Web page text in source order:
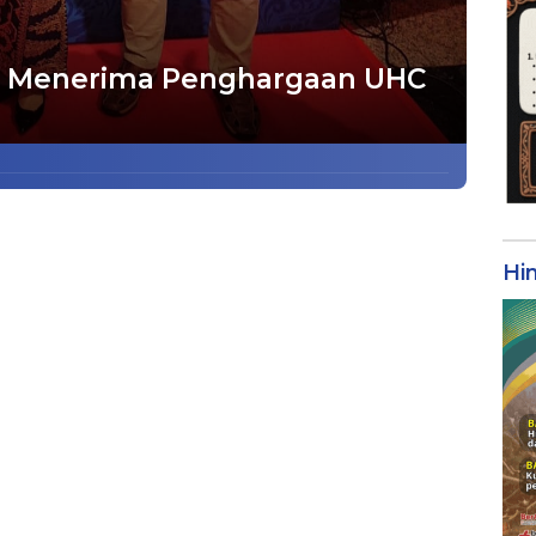
Menerima Penghargaan UHC